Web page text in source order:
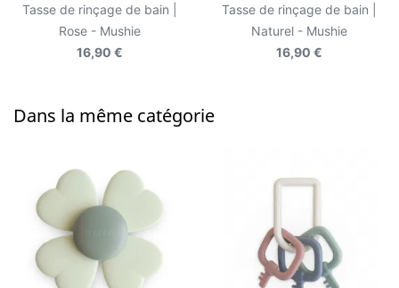
Tasse de rinçage de bain |
Rose - Mushie
16,90 €
Tasse de rinçage de bain |
Naturel - Mushie
16,90 €
Dans la même catégorie